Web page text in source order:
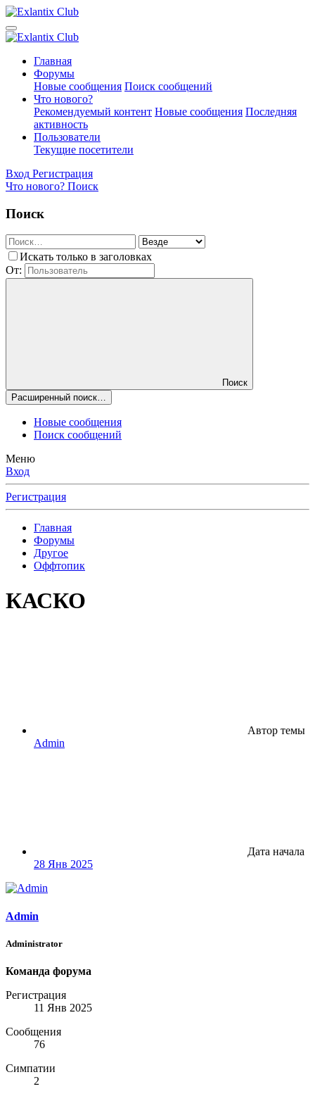
Главная
Форумы
Новые сообщения Поиск сообщений
Что нового?
Рекомендуемый контент Новые сообщения Последняя
активность
Пользователи
Текущие посетители
Вход Регистрация
Что нового? Поиск
Поиск
Искать только в заголовках
От:
Поиск
Расширенный поиск…
Новые сообщения
Поиск сообщений
Меню
Вход
Регистрация
Главная
Форумы
Другое
Оффтопик
КАСКО
Автор темы
Admin
Дата начала
28 Янв 2025
Admin
Administrator
Команда форума
Регистрация
11 Янв 2025
Сообщения
76
Симпатии
2